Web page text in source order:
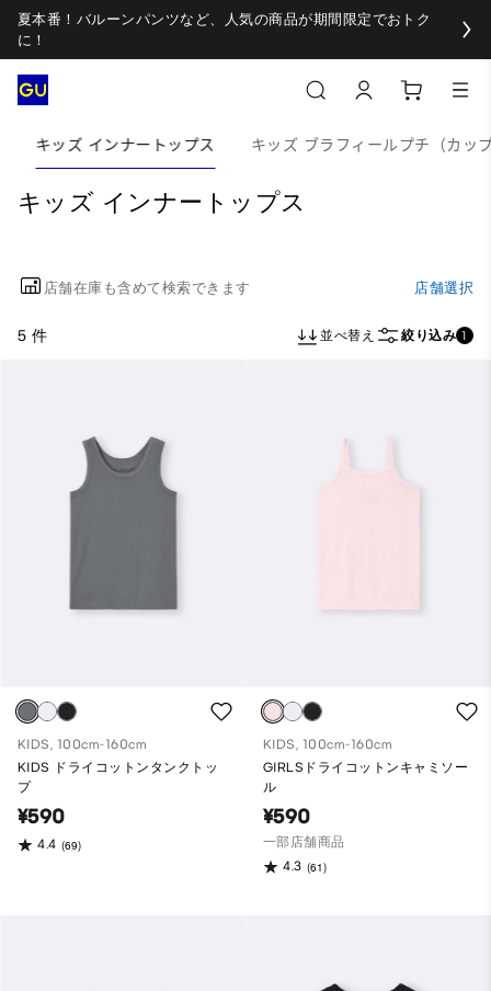
夏本番！バルーンパンツなど、人気の商品が期間限定でおトク
に！
キッズ インナートップス キッズ ブラフィールプチ（カッ
キッズ インナートップス
店舗在庫も含めて検索できます 店舗選択
5 件 並べ替え 絞り込み 1
KIDS, 100cm-160cm
KIDS ドライコットンタンクトッ
プ
¥590
4.4 (69)
KIDS, 100cm-160cm
GIRLSドライコットンキャミソー
ル
¥590
一部店舗商品
4.3 (61)